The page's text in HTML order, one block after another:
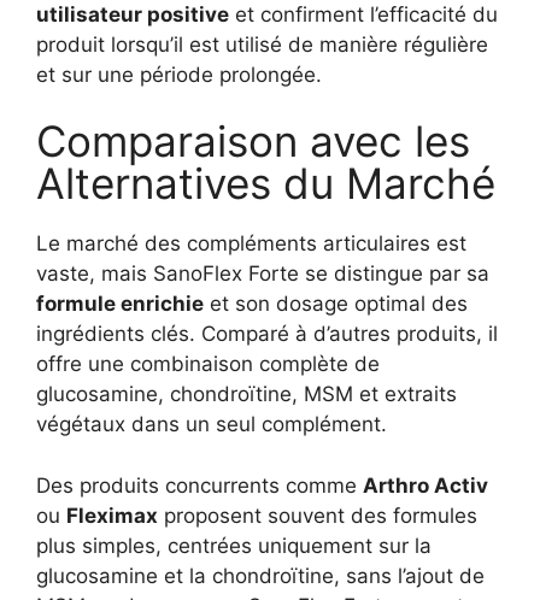
utilisateur positive et confirment l’efficacité du
produit lorsqu’il est utilisé de manière régulière
et sur une période prolongée.
Comparaison avec les
Alternatives du Marché
Le marché des compléments articulaires est
vaste, mais SanoFlex Forte se distingue par sa
formule enrichie et son dosage optimal des
ingrédients clés. Comparé à d’autres produits, il
offre une combinaison complète de
glucosamine, chondroïtine, MSM et extraits
végétaux dans un seul complément.
Des produits concurrents comme Arthro Activ
ou Fleximax proposent souvent des formules
plus simples, centrées uniquement sur la
glucosamine et la chondroïtine, sans l’ajout de